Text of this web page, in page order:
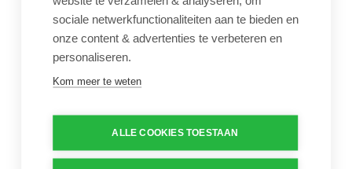
Drijvende ronde
thermometer
Aantal
Luxe Digitale Thermometer
sociale netwerkfunctionaliteiten aan te bieden en
onze content & advertenties te verbeteren en
personaliseren.
Kom meer te weten
ALLE COOKIES TOESTAAN